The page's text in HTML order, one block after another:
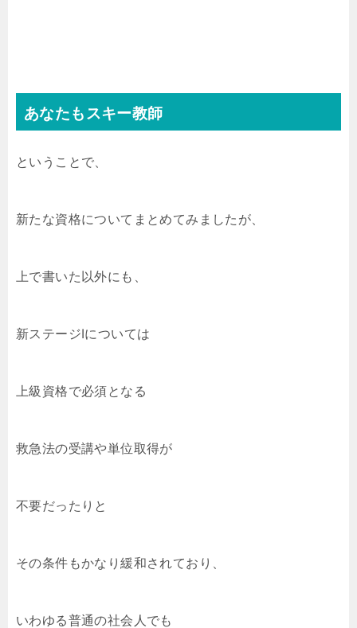
あなたもスキー教師
ということで、
新たな資格についてまとめてみましたが、
上で書いた以外にも、
新ステージⅠについては
上級資格で必須となる
救急法の受講や単位取得が
不要だったりと
その条件もかなり緩和されており、
いわゆる普通の社会人でも